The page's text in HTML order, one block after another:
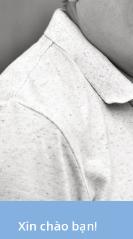
Xin chào bạn!